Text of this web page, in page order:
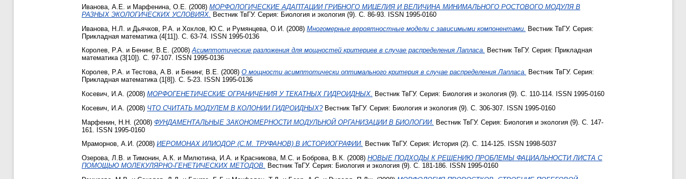
Иванова, А.Е. и Марфенина, О.Е. (2008) МОРФОЛОГИЧЕСКИЕ АДАПТАЦИИ ГРИБНОГО МИЦЕЛИЯ И ВЕЛИЧИНА МИНИМАЛЬНОГО РОСТОВОГО МОДУЛЯ В
РАЗНЫХ ЭКОЛОГИЧЕСКИХ УСЛОВИЯХ.
Вестник ТвГУ. Серия: Биология и экология (9). С. 86-93. ISSN 1995-0160
Иванова, Н.Л. и Дьячков, Р.А. и Хохлов, Ю.С. и Румянцева, О.И. (2008) Многомерные вероятностные модели с зависимыми компонентами. Вестник ТвГУ. Серия:
Прикладная математика (4[11]). С. 63-74. ISSN 1995-0136
Королев, Р.А. и Бенинг, В.Е. (2008)Асимптотические разложения для мощностей критериев в случае распределения Лапласа. Вестник ТвГУ. Серия: Прикладная
математика (3[10]). С. 97-107. ISSN 1995-0136
Королев, Р.А. и Тестова, А.В. и Бенинг, В.Е. (2008) О мощности асимптотически оптимального критерия в случае распределения Лапласа. Вестник ТвГУ. Серия:
Прикладная математика (1[8]). С. 5-23. ISSN 1995-0136
Косевич, И.А. (2008) МОРФОГЕНЕТИЧЕСКИЕ ОГРАНИЧЕНИЯ У ТЕКАТНЫХ ГИДРОИДНЫХ.
Вестник ТвГУ. Серия: Биология и экология (9). С. 110-114. ISSN 1995-0160
Косевич, И.А. (2008) ЧТО СЧИТАТЬ МОДУЛЕМ В КОЛОНИИ ГИДРОИДНЫХ?Вестник ТвГУ. Серия: Биология и экология (9). С. 306-307. ISSN 1995-0160
Марфенин, Н.Н. (2008) ФУНДАМЕНТАЛЬНЫЕ ЗАКОНОМЕРНОСТИ МОДУЛЬНОЙ ОРГАНИЗАЦИИ В БИОЛОГИИ. Вестник ТвГУ. Серия: Биология и экология (9). С. 147-
161. ISSN 1995-0160
Мраморнов, А.И. (2008) ИЕРОМОНАХ ИЛИОДОР (С.М. ТРУФАНОВ) В ИСТОРИОГРАФИИ. Вестник ТвГУ. Серия: История (2). С. 114-125. ISSN 1998-5037
Озерова, Л.В. и Тимонин, А.К. и Милютина, И.А. и Красникова, М.С. и Боброва, В.К. (2008) НОВЫЕ ПОДХОДЫ К РЕШЕНИЮ ПРОБЛЕМЫ ФАЦИАЛЬНОСТИ ЛИСТА С
ПОМОЩЬЮ МОЛЕКУЛЯРНО-ГЕНЕТИЧЕСКИХ МЕТОДОВ. Вестник ТвГУ. Серия: Биология и экология (9). С. 181-186. ISSN 1995-0160